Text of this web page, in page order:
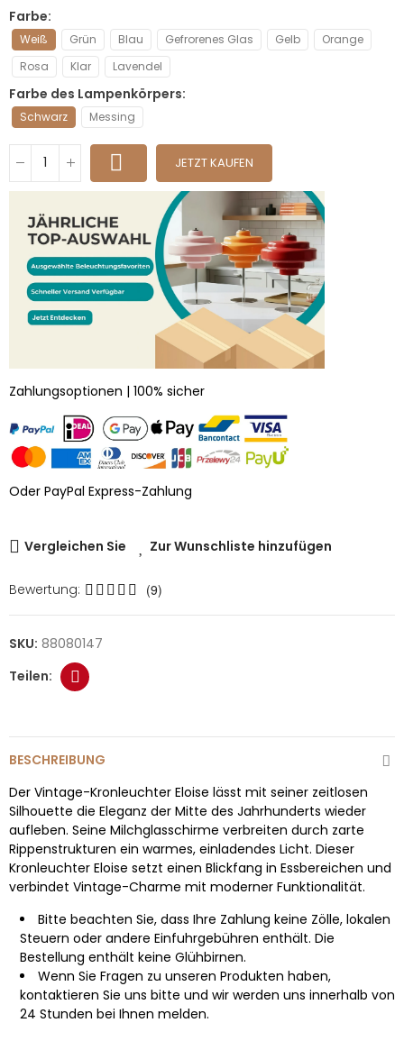
Farbe
Weiß Grün Blau Gefrorenes Glas Gelb
Orange
Rosa
Klar Lavendel
Farbe des Lampenkörpers
Schwarz Messing
JETZT KAUFEN
Zahlungsoptionen | 100% sicher
Oder PayPal Express-Zahlung
Vergleichen Sie Zur Wunschliste hinzufügen
Bewertung: (9)
SKU: 88080147
BESCHREIBUNG
Der Vintage-Kronleuchter Eloise lässt mit seiner zeitlosen
Silhouette die Eleganz der Mitte des Jahrhunderts wieder
aufleben. Seine Milchglasschirme verbreiten durch zarte
Rippenstrukturen ein warmes, einladendes Licht. Dieser
Kronleuchter Eloise setzt einen Blickfang in Essbereichen und
verbindet Vintage-Charme mit moderner Funktionalität.
Bitte beachten Sie, dass Ihre Zahlung keine Zölle, lokalen
Steuern oder andere Einfuhrgebühren enthält. Die
Bestellung enthält keine Glühbirnen.
Wenn Sie Fragen zu unseren Produkten haben,
kontaktieren Sie uns bitte und wir werden uns innerhalb von
24 Stunden bei Ihnen melden.